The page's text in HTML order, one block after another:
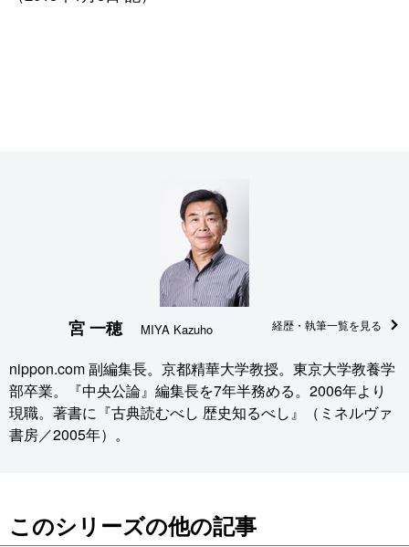
宮 一穂 MIYA Kazuho 経歴・執筆一覧を見る
nippon.com 副編集長。京都精華大学教授。東京大学教養学
部卒業。『中央公論』編集長を7年半務める。2006年より
現職。著書に『古典読むべし 歴史知るべし』（ミネルヴァ
書房／2005年）。
このシリーズの他の記事